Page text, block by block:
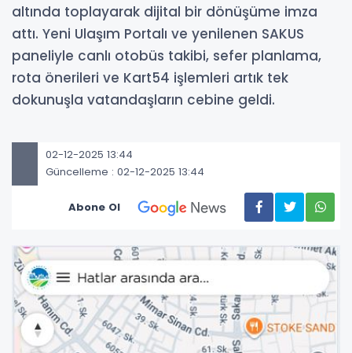
altında toplayarak dijital bir dönüşüme imza
attı. Yeni Ulaşım Portalı ve yenilenen SAKUS
paneliyle canlı otobüs takibi, sefer planlama,
rota önerileri ve Kart54 işlemleri artık tek
dokunuşla vatandaşların cebine geldi.
02-12-2025 13:44
Güncelleme : 02-12-2025 13:44
Abone Ol